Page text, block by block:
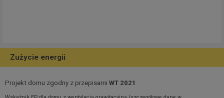
Zużycie energii
Projekt domu zgodny z przepisami WT 2021